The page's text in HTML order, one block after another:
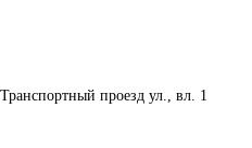
проезд ул., вл. 1